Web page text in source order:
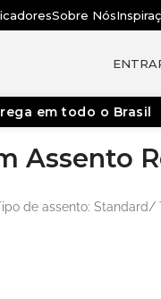
Sobre Nós
em todo o Brasil
Assento
de assento: Standard/